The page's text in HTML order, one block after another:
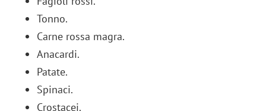
Tonno.
Carne rossa magra.
Anacardi.
Patate.
Spinaci.
Crostacei.